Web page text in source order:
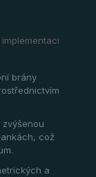
brány
zvýšenou
což
a